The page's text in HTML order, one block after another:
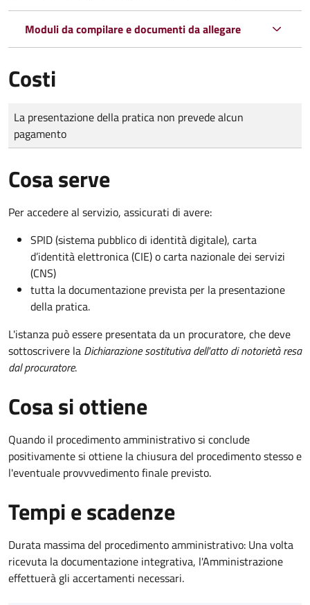
Moduli da compilare e documenti da allegare
Costi
Tipo di pagamento
Importo
La presentazione della pratica non prevede alcun
pagamento
Cosa serve
Per accedere al servizio, assicurati di avere:
SPID (sistema pubblico di identità digitale), carta
d’identità elettronica (CIE) o carta nazionale dei servizi
(CNS)
tutta la documentazione prevista per la presentazione
della pratica.
L'istanza può essere presentata da un procuratore, che deve
sottoscrivere la Dichiarazione sostitutiva dell'atto di notorietà resa
dal procuratore.
Cosa si ottiene
Quando il procedimento amministrativo si conclude
positivamente si ottiene la chiusura del procedimento stesso e
l'eventuale provvvedimento finale previsto.
Tempi e scadenze
Durata massima del procedimento amministrativo: Una volta
ricevuta la documentazione integrativa, l'Amministrazione
effettuerà gli accertamenti necessari.